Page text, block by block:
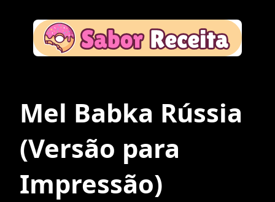
Mel Babka Rússia
(Versão para
Impressão)